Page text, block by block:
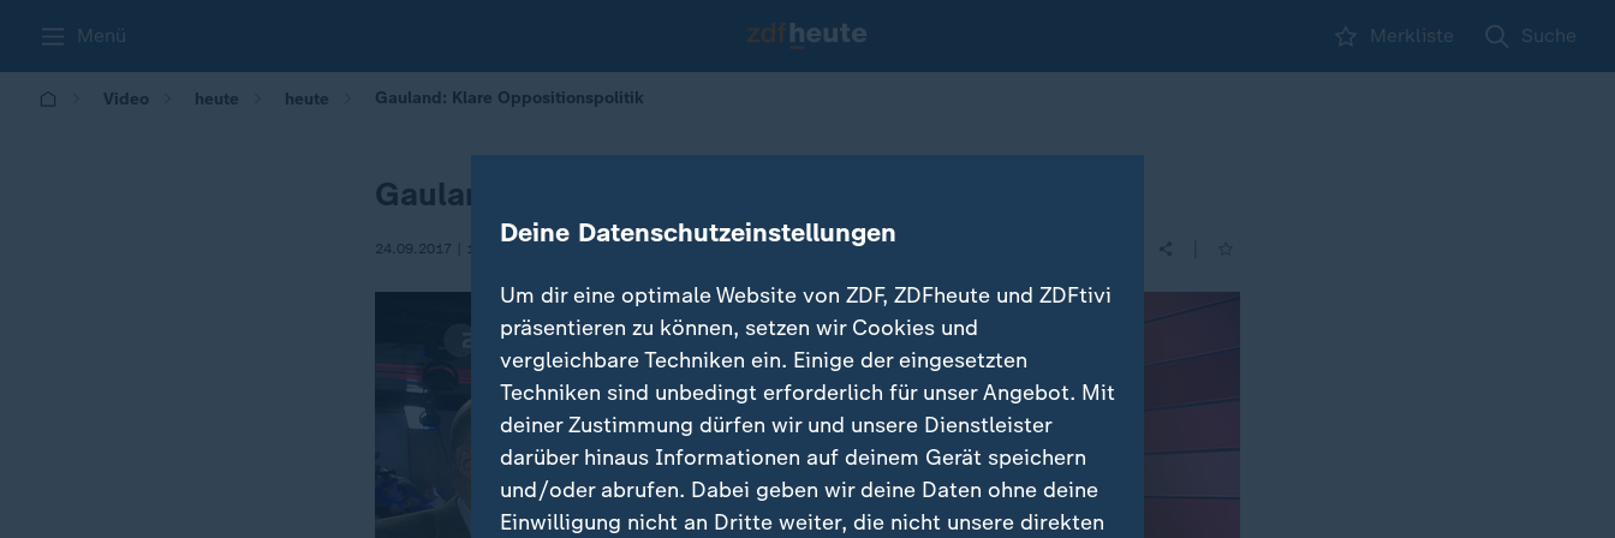
Menü Merkliste Suche
Video heute heute Gauland: Klare Oppositionspolitik
Gauland: Klare Oppositionspolitik
24.09.2017 | 19:14 Deine Datenschutzeinstellungen
Um dir eine optimale Website von ZDF, ZDFheute und ZDFtivi
präsentieren zu können, setzen wir Cookies und
vergleichbare Techniken ein. Einige der eingesetzten
Techniken sind unbedingt erforderlich für unser Angebot. Mit
deiner Zustimmung dürfen wir und unsere Dienstleister
darüber hinaus Informationen auf deinem Gerät speichern
und/oder abrufen. Dabei geben wir deine Daten ohne deine
Einwilligung nicht an Dritte weiter, die nicht unsere direkten